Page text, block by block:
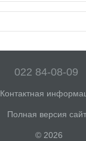
022 84-08-09
Контактная
Полная версия
© 2026